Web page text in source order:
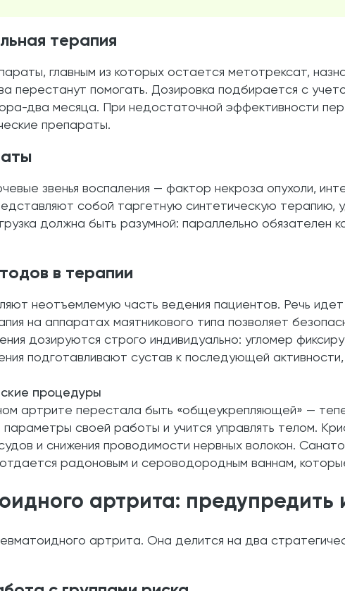
терапия
главным из которых остается метотрексат,
перестанут помогать. Дозировка подбирается с
два месяца. При недостаточной эффективности
препараты.
звенья воспаления — фактор некроза опухоли,
собой таргетную синтетическую
должна быть разумной: параллельно обязателен
в терапии
неотъемлемую часть ведения пациентов. Речь
на аппаратах маятникового типа позволяет
дозируются строго индивидуально: угломер
подготавливают сустав к последующей
процедуры
артрите перестала быть «общеукрепляющей» —
своей работы и учится управлять телом.
и снижения проводимости нервных волокон.
радоновым и сероводородным ваннам,
артрита: предупредить
артрита. Она делится на два